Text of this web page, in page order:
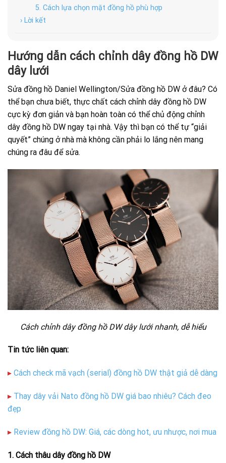
5. Cách lựa chọn mặt đồng hồ phù hợp
› Lời kết
Hướng dẫn cách chỉnh dây đồng hồ DW
dây lưới
Sửa đồng hồ Daniel Wellington/Sửa đồng hồ DW ở đâu? Có
thể bạn chưa biết, thực chất cách chỉnh dây đồng hồ DW
cực kỳ đơn giản và bạn hoàn toàn có thể chủ động chỉnh
dây đồng hồ DW ngay tại nhà. Vậy thì bạn có thể tự “giải
quyết” chúng ở nhà mà không cần phải lo lắng nên mang
chúng ra đâu để sửa.
Cách chỉnh dây đồng hồ DW dây lưới nhanh, dễ hiểu
Tin tức liên quan:
▸ Cách check mã vạch (serial) đồng hồ DW thật giả dễ dàng
▸ Thay dây vải Nato đồng hồ DW giá bao nhiêu? Cách đeo
đẹp
▸ Review đồng hồ DW: Giá, các dòng hot, ưu nhược, nơi mua
1. Cách thâu dây đồng hồ DW